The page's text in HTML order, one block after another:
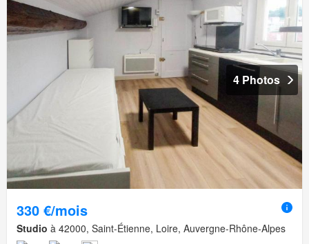
4 Photos
330 €/mois
Studio à 42000, Saint-Étienne, Loire, Auvergne-Rhône-Alpes